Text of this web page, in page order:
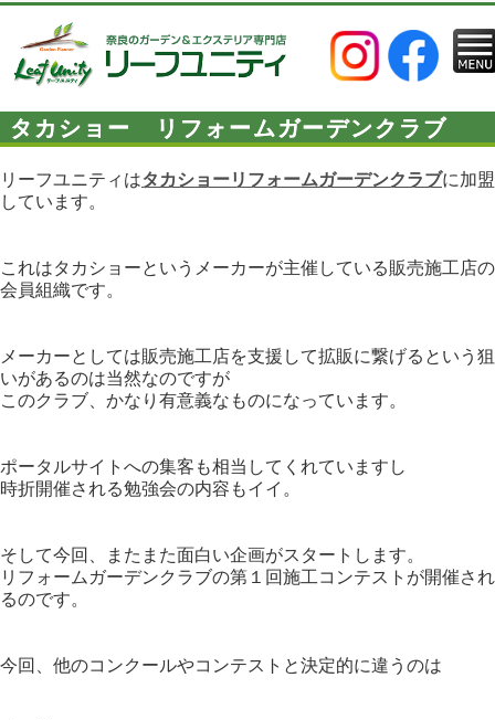
タカショー リフォームガーデンクラブ
リーフユニティはタカショーリフォームガーデンクラブに加盟
しています。
これはタカショーというメーカーが主催している販売施工店の
会員組織です。
メーカーとしては販売施工店を支援して拡販に繋げるという狙
いがあるのは当然なのですが
このクラブ、かなり有意義なものになっています。
ポータルサイトへの集客も相当してくれていますし
時折開催される勉強会の内容もイイ。
そして今回、またまた面白い企画がスタートします。
リフォームガーデンクラブの第１回施工コンテストが開催され
るのです。
今回、他のコンクールやコンテストと決定的に違うのは